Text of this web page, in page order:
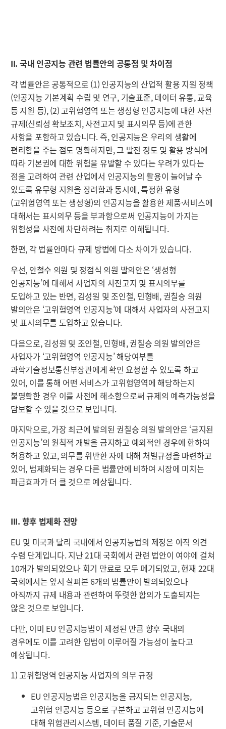
II. 국내 인공지능 관련 법률안의 공통점 및 차이점
각 법률안은 공통적으로 (1) 인공지능의 산업적 활용 지원 정책
(인공지능 기본계획 수립 및 연구, 기술표준, 데이터 유통, 교육
등 지원 등), (2) 고위험영역 또는 생성형 인공지능에 대한 사전
규제(신뢰성 확보조치, 사전고지 및 표시의무 등)에 관한
사항을 포함하고 있습니다. 즉, 인공지능은 우리의 생활에
편리함을 주는 점도 명확하지만, 그 발전 정도 및 활용 방식에
따라 기본권에 대한 위험을 유발할 수 있다는 우려가 있다는
점을 고려하여 관련 산업에서 인공지능의 활용이 늘어날 수
있도록 유무형 지원을 장려함과 동시에, 특정한 유형
(고위험영역 또는 생성형)의 인공지능을 활용한 제품·서비스에
대해서는 표시의무 등을 부과함으로써 인공지능이 가지는
위험성을 사전에 차단하려는 취지로 이해됩니다.
한편, 각 법률안마다 규제 방법에 다소 차이가 있습니다.
우선, 안철수 의원 및 정점식 의원 발의안은 ‘생성형
인공지능’에 대해서 사업자의 사전고지 및 표시의무를
도입하고 있는 반면, 김성원 및 조인철, 민형배, 권칠승 의원
발의안은 ‘고위험영역 인공지능’에 대해서 사업자의 사전고지
및 표시의무를 도입하고 있습니다.
다음으로, 김성원 및 조인철, 민형배, 권칠승 의원 발의안은
사업자가 ‘고위험영역 인공지능’ 해당여부를
과학기술정보통신부장관에게 확인 요청할 수 있도록 하고
있어, 이를 통해 어떤 서비스가 고위험영역에 해당하는지
불명확한 경우 이를 사전에 해소함으로써 규제의 예측가능성을
담보할 수 있을 것으로 보입니다.
마지막으로, 가장 최근에 발의된 권칠승 의원 발의안은 ‘금지된
인공지능’의 원칙적 개발을 금지하고 예외적인 경우에 한하여
허용하고 있고, 의무를 위반한 자에 대해 처벌규정을 마련하고
있어, 법제화되는 경우 다른 법률안에 비하여 시장에 미치는
파급효과가 더 클 것으로 예상됩니다.
III. 향후 법제화 전망
EU 및 미국과 달리 국내에서 인공지능법의 제정은 아직 의견
수렴 단계입니다. 지난 21대 국회에서 관련 법안이 여야에 걸쳐
10개가 발의되었으나 회기 만료로 모두 폐기되었고, 현재 22대
국회에서는 앞서 살펴본 6개의 법률안이 발의되었으나
아직까지 규제 내용과 관련하여 뚜렷한 합의가 도출되지는
않은 것으로 보입니다.
다만, 이미 EU 인공지능법이 제정된 만큼 향후 국내의
경우에도 이를 고려한 입법이 이루어질 가능성이 높다고
예상됩니다.
1) 고위험영역 인공지능 사업자의 의무 규정
EU 인공지능법은 인공지능을 금지되는 인공지능,
고위험 인공지능 등으로 구분하고 고위험 인공지능에
대해 위험관리시스템, 데이터 품질 기준, 기술문서